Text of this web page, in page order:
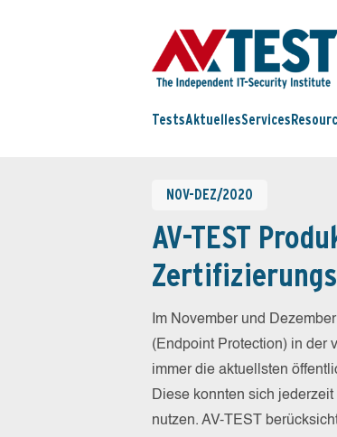
TestsAktuellesServices
NOV-DEZ/2020
AV-TEST
Im November und
(Endpoint Protection) in der
immer die aktuellsten
Diese konnten sich
nutzen. AV-TEST